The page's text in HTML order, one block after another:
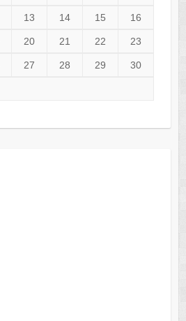
13 14 15 16
20 21 22 23
27 28 29 30